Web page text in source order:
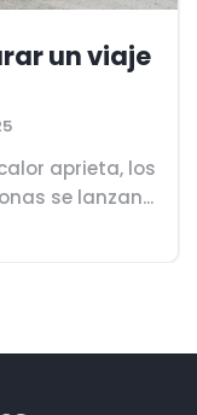
un viaje
aprieta, los
se lanzan...